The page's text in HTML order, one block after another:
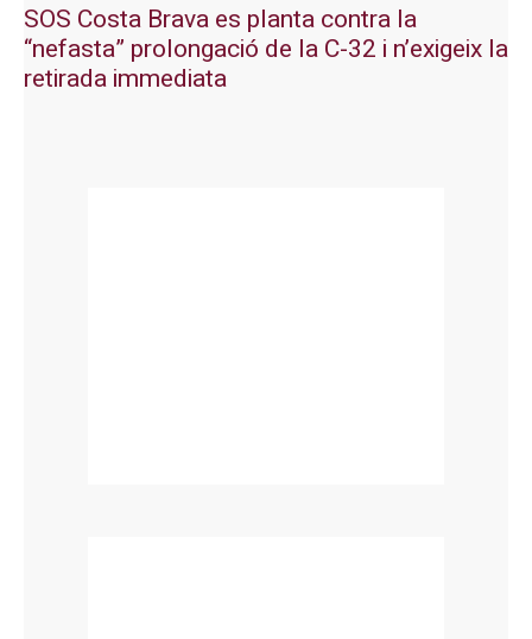
SOS Costa Brava es planta contra la
“nefasta” prolongació de la C-32 i n’exigeix la
retirada immediata